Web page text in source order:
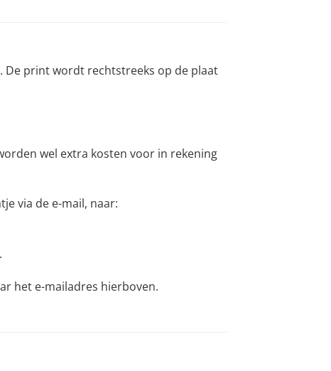
De print wordt rechtstreeks op de plaat
wel extra kosten voor in rekening
via de e-mail, naar:
het e-mailadres hierboven.